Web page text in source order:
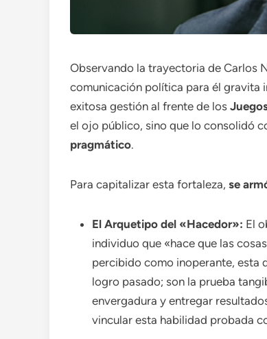
Observando la trayectoria de Carlos
comunicación política para él gravita
exitosa gestión al frente de los
el ojo público, sino que lo consolidó
pragmático.
Para capitalizar esta fortaleza, se
El Arquetipo del «Hacedor»: El
individuo que «hace que las
percibido como inoperante, esta
logro pasado; son la prueba
envergadura y entregar
vincular esta habilidad probada